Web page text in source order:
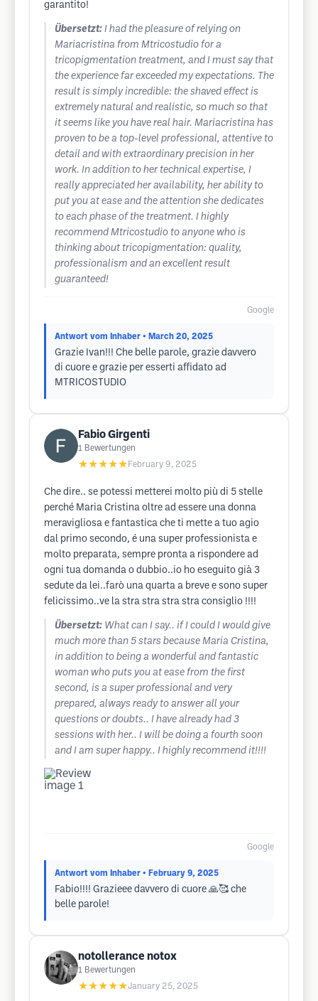
garantito!
Übersetzt: I had the pleasure of relying on
Mariacristina from Mtricostudio for a
tricopigmentation treatment, and I must say that
the experience far exceeded my expectations. The
result is simply incredible: the shaved effect is
extremely natural and realistic, so much so that
it seems like you have real hair. Mariacristina has
proven to be a top-level professional, attentive to
detail and with extraordinary precision in her
work. In addition to her technical expertise, I
really appreciated her availability, her ability to
put you at ease and the attention she dedicates
to each phase of the treatment. I highly
recommend Mtricostudio to anyone who is
thinking about tricopigmentation: quality,
professionalism and an excellent result
guaranteed!
Google
Antwort vom Inhaber • March 20, 2025
Grazie Ivan!!! Che belle parole, grazie davvero
di cuore e grazie per esserti affidato ad
MTRICOSTUDIO
Fabio Girgenti
1 Bewertungen
★★★★★ February 9, 2025
Che dire.. se potessi metterei molto più di 5 stelle
perché Maria Cristina oltre ad essere una donna
meravigliosa e fantastica che ti mette a tuo agio
dal primo secondo, é una super professionista e
molto preparata, sempre pronta a rispondere ad
ogni tua domanda o dubbio..io ho eseguito già 3
sedute da lei..farò una quarta a breve e sono super
felicissimo..ve la stra stra stra stra consiglio !!!!
Übersetzt: What can I say.. if I could I would give
much more than 5 stars because Maria Cristina,
in addition to being a wonderful and fantastic
woman who puts you at ease from the first
second, is a super professional and very
prepared, always ready to answer all your
questions or doubts.. I have already had 3
sessions with her.. I will be doing a fourth soon
and I am super happy.. I highly recommend it!!!!
Google
Antwort vom Inhaber • February 9, 2025
Fabio!!!! Grazieee davvero di cuore 🙏🥰 che
belle parole!
notollerance notox
1 Bewertungen
★★★★★January 25, 2025